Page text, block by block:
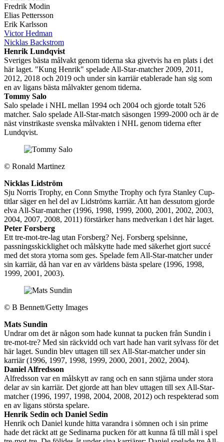
Fredrik Modin
Elias Pettersson
Erik Karlsson
Victor Hedman
Nicklas Backstrom
Henrik Lundqvist
Sveriges bästa målvakt genom tiderna ska givetvis ha en plats i det
här laget. "Kung Henrik" spelade All-Star-matcher 2009, 2011,
2012, 2018 och 2019 och under sin karriär etablerade han sig som
en av ligans bästa målvakter genom tiderna.
Tommy Salo
Salo spelade i NHL mellan 1994 och 2004 och gjorde totalt 526
matcher. Salo spelade All-Star-match säsongen 1999-2000 och är de
näst vinstrikaste svenska målvakten i NHL genom tiderna efter
Lundqvist.
© Ronald Martinez
Nicklas Lidström
Sju Norris Trophy, en Conn Smythe Trophy och fyra Stanley Cup-
titlar säger en hel del av Lidströms karriär. Att han dessutom gjorde
elva All-Star-matcher (1996, 1998, 1999, 2000, 2001, 2002, 2003,
2004, 2007, 2008, 2011) förstärker hans medverkan i det här laget.
Peter Forsberg
Ett tre-mot-tre-lag utan Forsberg? Nej. Forsberg spelsinne,
passningsskicklighet och målskytte hade med säkerhet gjort succé
med det stora ytorna som ges. Spelade fem All-Star-matcher under
sin karriär, då han var en av världens bästa spelare (1996, 1998,
1999, 2001, 2003).
© B Bennett/Getty Images
Mats Sundin
Undrar om det är någon som hade kunnat ta pucken från Sundin i
tre-mot-tre? Med sin räckvidd och vart hade han varit sylvass för det
här laget. Sundin blev uttagen till sex All-Star-matcher under sin
karriär (1996, 1997, 1998, 1999, 2000, 2001, 2002, 2004).
Daniel Alfredsson
Alfredsson var en målskytt av rang och en sann stjärna under stora
delar av sin karriär. Det gjorde att han blev uttagen till sex All-Star-
matcher (1996, 1997, 1998, 2004, 2008, 2012) och respekterad som
en av ligans största spelare.
Henrik Sedin och Daniel Sedin
Henrik och Daniel kunde hitta varandra i sömnen och i sin prime
hade det räckt att ge Sedinarna pucken för att kunna få till mål i spel